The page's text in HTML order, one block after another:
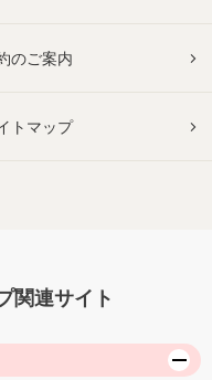
のご案内
トマップ
関連サイト